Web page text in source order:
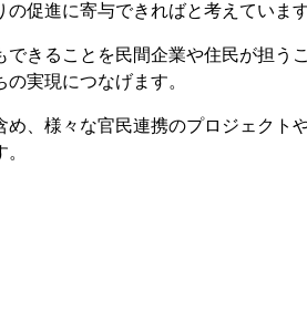
促進に寄与できればと考えています
きることを民間企業や住民が担う
実現につなげます。
、様々な官民連携のプロジェクト
。